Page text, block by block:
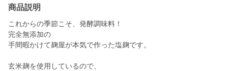
商品説明
これからの季節こそ、発酵調味料！
完全無添加の
手間暇かけて麹屋が本気で作った塩麹です。
玄米麹を使用しているので、